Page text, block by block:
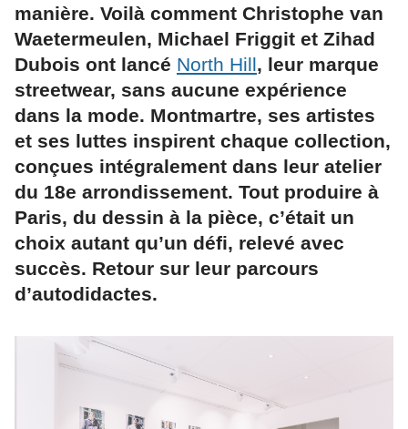
manière. Voilà comment Christophe van
Waetermeulen, Michael Friggit et Zihad
Dubois ont lancé North Hill, leur marque
streetwear, sans aucune expérience
dans la mode. Montmartre, ses artistes
et ses luttes inspirent chaque collection,
conçues intégralement dans leur atelier
du 18e arrondissement. Tout produire à
Paris, du dessin à la pièce, c’était un
choix autant qu’un défi, relevé avec
succès. Retour sur leur parcours
d’autodidactes.